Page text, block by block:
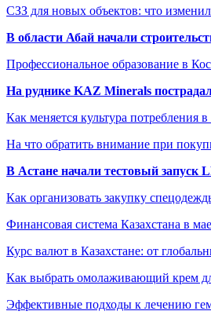
СЗЗ для новых объектов: что
В области Абай начали
Профессиональное образование в
На руднике KAZ Minerals
Как меняется культура потребления
На что обратить внимание при
В Астане начали тестовый запуск
Как организовать закупку
Финансовая система Казахстана в
Курс валют в Казахстане: от
Как выбрать омолаживающий крем
Эффективные подходы к лечению